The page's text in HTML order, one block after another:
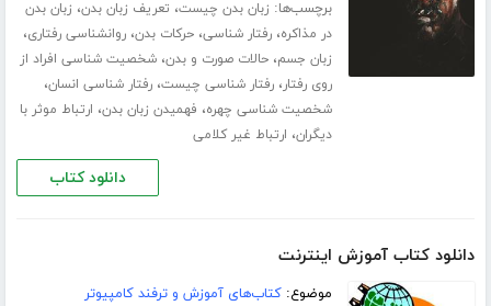
برچسب‌ها: زبان بدن چیست، تعریف زبان بدن، زبان بدن
در مذاکره،رفتار شناسی،حرکات بدن،روانشناسی رفتاری،
زبان جسم،حالات صورت و بدن،شخصیت شناسی افراد از
روی رفتار،رفتار شناسی چیست،رفتار شناسی انسان،
شخصیت شناسی چهره، فهمیدن زبان بدن، ارتباط موثر با
دیگران، ارتباط غیر کلامی
دانلود کتاب
دانلود کتاب آموزش اینترنت
موضوع:کتاب‌های آموزش و ترفند کامپیوتر